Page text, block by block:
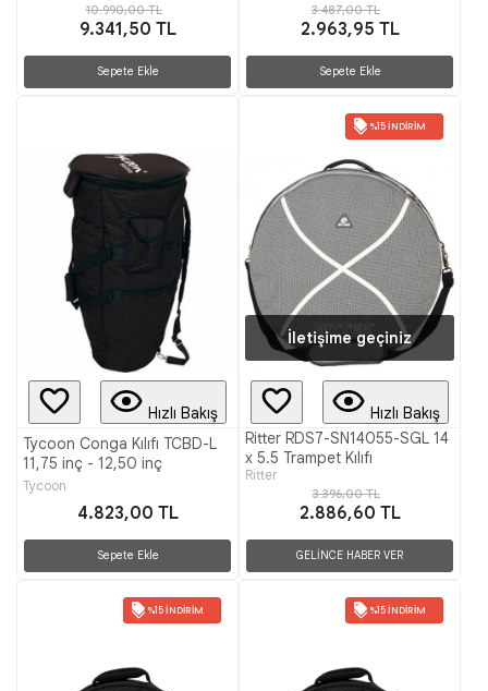
10.990,00 TL
9.341,50 TL
Sepete Ekle
3.487,00 TL
2.963,95 TL
Sepete Ekle
Hızlı Bakış
Tycoon Conga Kılıfı TCBD-L
11,75 inç - 12,50 inç
Tycoon
4.823,00 TL
Sepete Ekle
%15 İNDIRIM
İletişime geçiniz
Hızlı Bakış
Ritter RDS7-SN14055-SGL 14
x 5.5 Trampet Kılıfı
Ritter
3.396,00 TL
2.886,60 TL
GELİNCE HABER VER
%15 İNDIRIM %15 İNDIRIM